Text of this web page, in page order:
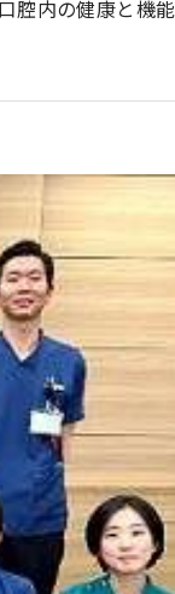
腔内の健康と機